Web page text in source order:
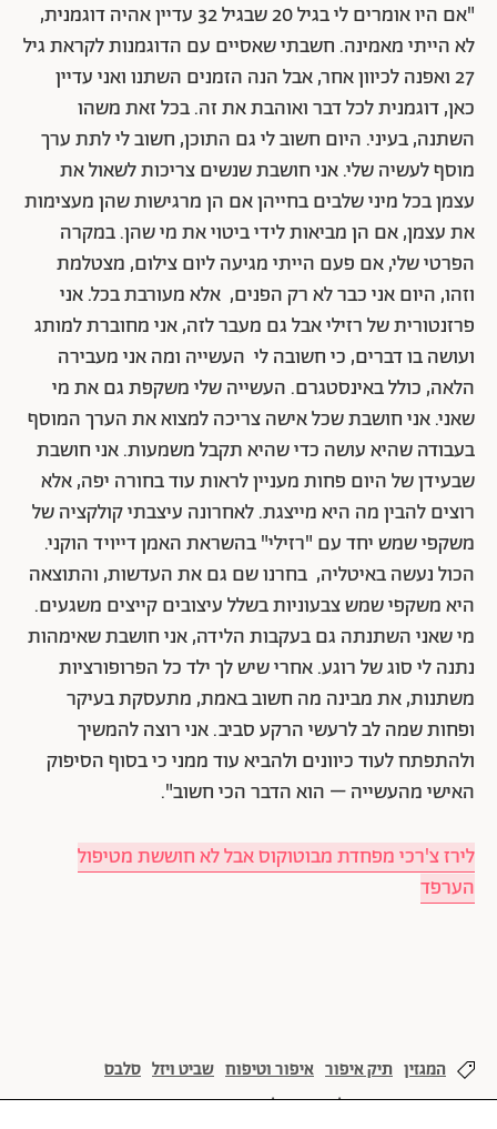
"אם היו אומרים לי בגיל 20 שבגיל 32 עדיין אהיה דוגמנית,
לא הייתי מאמינה. חשבתי שאסיים עם הדוגמנות לקראת גיל
27 ואפנה לכיוון אחר, אבל הנה הזמנים השתנו ואני עדיין
כאן, דוגמנית לכל דבר ואוהבת את זה. בכל זאת משהו
השתנה, בעיני. היום חשוב לי גם התוכן, חשוב לי לתת ערך
מוסף לעשיה שלי. אני חושבת שנשים צריכות לשאול את
עצמן בכל מיני שלבים בחייהן אם הן מרגישות שהן מעצימות
את עצמן, אם הן מביאות לידי ביטוי את מי שהן. במקרה
הפרטי שלי, אם פעם הייתי מגיעה ליום צילום, מצטלמת
וזהו, היום אני כבר לא רק הפנים, אלא מעורבת בכל. אני
פרזנטורית של רזילי אבל גם מעבר לזה, אני מחוברת למותג
ועושה בו דברים, כי חשובה לי העשייה ומה אני מעבירה
הלאה, כולל באינסטגרם. העשייה שלי משקפת גם את מי
שאני. אני חושבת שכל אישה צריכה למצוא את הערך המוסף
בעבודה שהיא עושה כדי שהיא תקבל משמעות. אני חושבת
שבעידן של היום פחות מעניין לראות עוד בחורה יפה, אלא
רוצים להבין מה היא מייצגת. לאחרונה עיצבתי קולקציה של
משקפי שמש יחד עם "רזילי" בהשראת האמן דייויד הוקני.
הכול נעשה באיטליה, בחרנו שם גם את העדשות, והתוצאה
היא משקפי שמש צבעוניות בשלל עיצובים קייצים משגעים.
מי שאני השתנתה גם בעקבות הלידה, אני חושבת שאימהות
נתנה לי סוג של רוגע. אחרי שיש לך ילד כל הפרופורציות
משתנות, את מבינה מה חשוב באמת, מתעסקת בעיקר
ופחות שמה לב לרעשי הרקע סביב. אני רוצה להמשיך
ולהתפתח לעוד כיוונים ולהביא עוד ממני כי בסוף הסיפוק
האישי מהעשייה – הוא הדבר הכי חשוב".
לירז צ'רכי מפחדת מבוטוקוס אבל לא חוששת מטיפול
הערפד
המגזין תיק איפור איפור וטיפוח שביט ויזל סלבס
פותחת תיק גיליון 888 יולי 2022